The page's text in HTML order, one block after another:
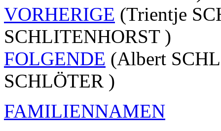
VORHERIGE (Trientje
SCHLITENHORST )
FOLGENDE (Albert
SCHLÖTER )
FAMILIENNAMEN